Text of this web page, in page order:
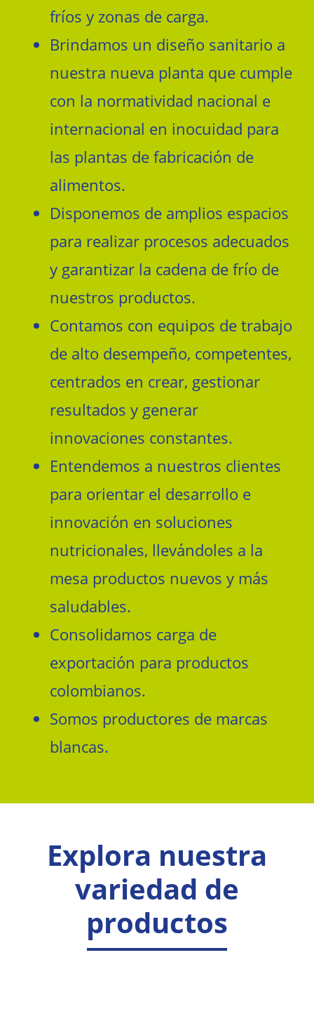
fríos y zonas de carga.
Brindamos un diseño sanitario a
nuestra nueva planta que cumple
con la normatividad nacional e
internacional en inocuidad para
las plantas de fabricación de
alimentos.
Disponemos de amplios espacios
para realizar procesos adecuados
y garantizar la cadena de frío de
nuestros productos.
Contamos con equipos de trabajo
de alto desempeño, competentes,
centrados en crear, gestionar
resultados y generar
innovaciones constantes.
Entendemos a nuestros clientes
para orientar el desarrollo e
innovación en soluciones
nutricionales, llevándoles a la
mesa productos nuevos y más
saludables.
Consolidamos carga de
exportación para productos
colombianos.
Somos productores de marcas
blancas.
Explora nuestra
variedad de
productos